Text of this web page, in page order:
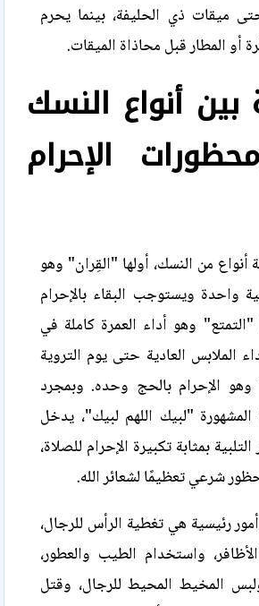
ميقات ذي الحليفة، بينما يحرم
أو المطار قبل محاذاة الميقات.
أنواع النسك
الإحرام
أنواع من النسك، أولها "القِران" وهو
واحدة ويستوجب البقاء بالإحرام
وهو أداء العمرة كاملة في
الملابس العادية حتى يوم التروية
وهو الإحرام بالحج وحده. وبمجرد
المشهورة "لبيك اللهم لبيك"، يدخل
بمثابة تكبيرة الإحرام للصلاة،
شرعي تعظيمًا لشعائر الله.
رئيسية هي تغطية الرأس للرجال،
واستخدام الطيب والعطور،
المخيط المحيط للرجال، وقتل